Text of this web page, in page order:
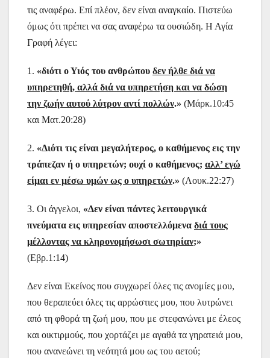
τις αναφέρω. Επί πλέον, δεν είναι αναγκαίο. Πιστεύω
όμως ότι πρέπει να σας αναφέρω τα ουσιώδη. Η Αγία
Γραφή λέγει:
1. «διότι ο Υιός του ανθρώπου δεν ήλθε διά να
υπηρετηθή, αλλά διά να υπηρετήση και να δώση
την ζωήν αυτού λύτρον αντί πολλών.» (Μάρκ.10:45
και Ματ.20:28)
2. «Διότι τις είναι μεγαλήτερος, ο καθήμενος εις την
τράπεζαν ή ο υπηρετών; ουχί ο καθήμενος; αλλ’ εγώ
είμαι εν μέσω υμών ως ο υπηρετών.» (Λουκ.22:27)
3. Οι άγγελοι, «Δεν είναι πάντες λειτουργικά
πνεύματα εις υπηρεσίαν αποστελλόμενα διά τους
μέλλοντας να κληρονομήσωσι σωτηρίαν;»
(Εβρ.1:14)
Δεν είναι Εκείνος που συγχωρεί όλες τις ανομίες μου,
που θεραπεύει όλες τις αρρώστιες μου, που λυτρώνει
από τη φθορά τη ζωή μου, που με στεφανώνει με έλεος
και οικτιρμούς, που χορτάζει με αγαθά τα γηρατειά μου,
που ανανεώνει τη νεότητά μου ως του αετού;